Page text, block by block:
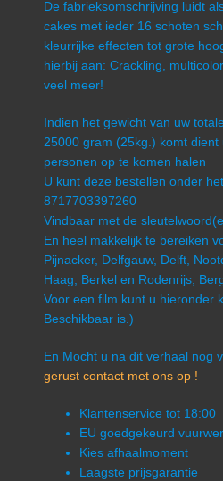
De fabrieksomschrijving luidt
cakes met ieder 16 schoten
kleurrijke effecten tot grote
hierbij aan: Crackling,
veel meer!
Indien het gewicht van uw
25000 gram (25kg.) komt
personen op te komen halen
U kunt deze bestellen onder
8717703397260
Vindbaar met de
En heel makkelijk te bereiken
Pijnacker, Delfgauw, Delft,
Haag, Berkel en Rodenrijs,
Voor een film kunt u hieronder
Beschikbaar is.)
En Mocht u na dit verhaal nog
gerust contact met ons op !
Klantenservice tot 18:00
EU goedgekeurd
Kies afhaalmoment
Laagste prijsgarantie